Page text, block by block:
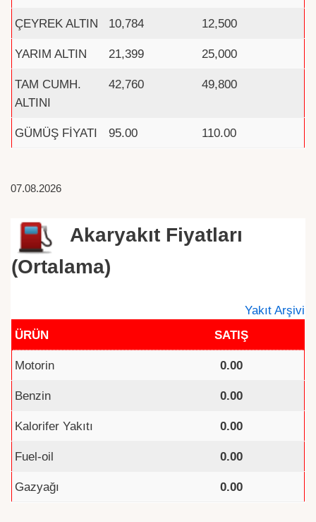
ÇEYREK ALTIN 10,784 12,500
YARIM ALTIN 21,399 25,000
TAM CUMH.
ALTINI
42,760 49,800
GÜMÜŞ FİYATI 95.00 110.00
07.08.2026
Akaryakıt Fiyatları
(Ortalama)
Yakıt Arşivi
ÜRÜN
SATIŞ
Motorin 0.00
Benzin 0.00
Kalorifer Yakıtı 0.00
Fuel-oil 0.00
Gazyağı 0.00